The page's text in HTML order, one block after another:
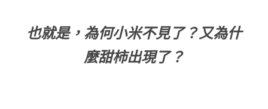
也就是，為何小米不見了？又為什
麼甜柿出現了？